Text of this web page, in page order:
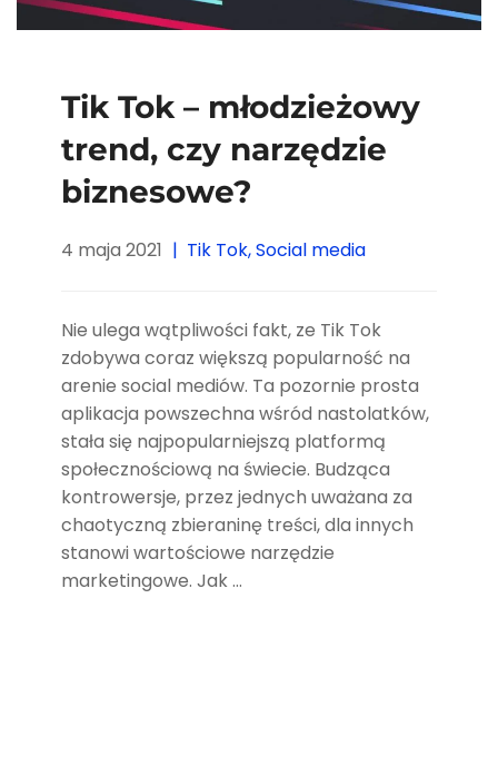
Tik Tok – młodzieżowy
trend, czy narzędzie
biznesowe?
4 maja 2021 Tik Tok,Social media
Nie ulega wątpliwości fakt, ze Tik Tok
zdobywa coraz większą popularność na
arenie social mediów. Ta pozornie prosta
aplikacja powszechna wśród nastolatków,
stała się najpopularniejszą platformą
społecznościową na świecie. Budząca
kontrowersje, przez jednych uważana za
chaotyczną zbieraninę treści, dla innych
stanowi wartościowe narzędzie
marketingowe. Jak …